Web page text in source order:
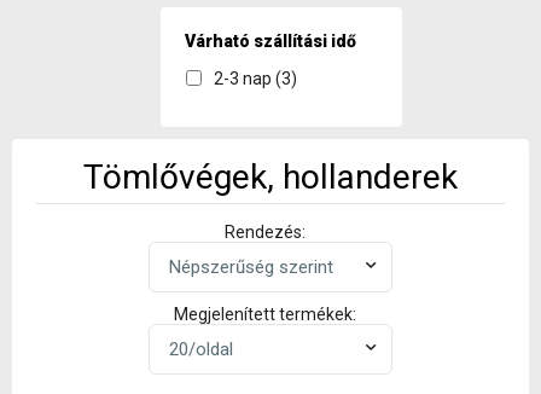
NINCS MÉG FIÓKOM
Várható szállítási idő
2-3 nap (3)
Tömlővégek, hollanderek
Rendezés:
Megjelenített termékek: